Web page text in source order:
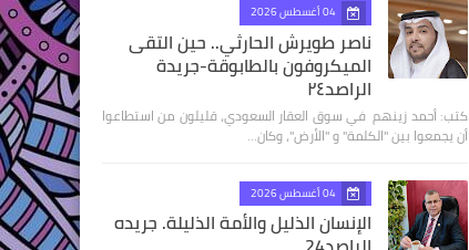
04 أغسطس 2026
ناصر طويرش الحارثي.. حين التقى
الميكروفون بالطابوقة-جريدة
الراصد٢٤
كتب: أحمد زينهم في سوق العقار السعودي، قليلون من استطاعوا
أن يجمعوا بين "الكلمة" و "الأرض"، وكان…
04 أغسطس 2026
الإنسان الذليل والأمة الذليلة. جريده